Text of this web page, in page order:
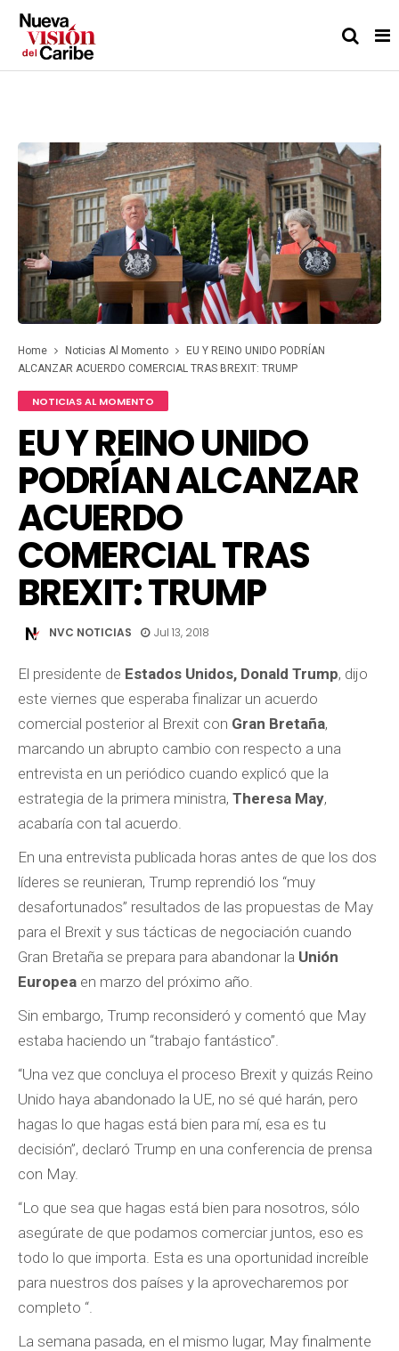
Home Noticias Al Momento
EU Y REINO UNIDO PODRÍAN
ALCANZAR ACUERDO COMERCIAL TRAS BREXIT: TRUMP
NOTICIAS AL MOMENTO
EU Y REINO UNIDO
PODRÍAN ALCANZAR
ACUERDO
COMERCIAL TRAS
BREXIT: TRUMP
NVC NOTICIAS Jul 13, 2018
El presidente de Estados Unidos, Donald Trump, dijo
este viernes que esperaba finalizar un acuerdo
comercial posterior al Brexit con Gran Bretaña,
marcando un abrupto cambio con respecto a una
entrevista en un periódico cuando explicó que la
estrategia de la primera ministra, Theresa May,
acabaría con tal acuerdo.
En una entrevista publicada horas antes de que los dos
líderes se reunieran, Trump reprendió los “muy
desafortunados” resultados de las propuestas de May
para el Brexit y sus tácticas de negociación cuando
Gran Bretaña se prepara para abandonar la Unión
Europea en marzo del próximo año.
Sin embargo, Trump reconsideró y comentó que May
estaba haciendo un “trabajo fantástico”.
“Una vez que concluya el proceso Brexit y quizás Reino
Unido haya abandonado la UE, no sé qué harán, pero
hagas lo que hagas está bien para mí, esa es tu
decisión”, declaró Trump en una conferencia de prensa
con May.
“Lo que sea que hagas está bien para nosotros, sólo
asegúrate de que podamos comerciar juntos, eso es
todo lo que importa. Esta es una oportunidad increíble
para nuestros dos países y la aprovecharemos por
completo “.
La semana pasada, en el mismo lugar, May finalmente